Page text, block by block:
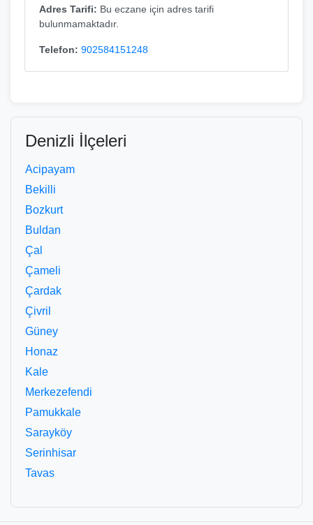
Adres Tarifi: Bu eczane için adres tarifi
bulunmamaktadır.
Telefon: 902584151248
Denizli İlçeleri
Acipayam
Bekilli
Bozkurt
Buldan
Çal
Çameli
Çardak
Çivril
Güney
Honaz
Kale
Merkezefendi
Pamukkale
Sarayköy
Serinhisar
Tavas